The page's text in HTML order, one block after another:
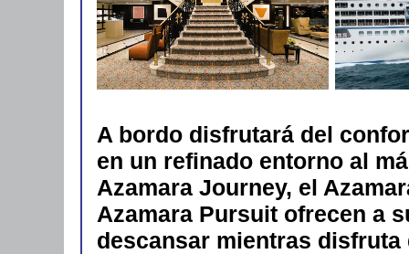
A bordo disfrutará del
en un refinado entorno al
Azamara Journey, el
Azamara Pursuit ofrecen a
descansar mientras disfruta